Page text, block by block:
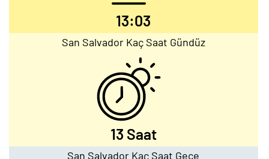
13:03
San Salvador Kaç Saat Gündüz
13 Saat
San Salvador Kaç Saat Gece